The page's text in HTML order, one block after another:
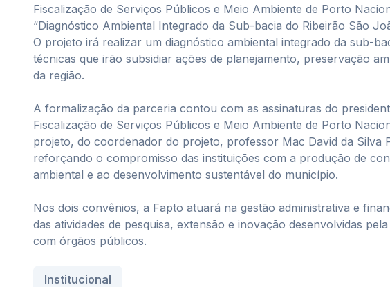
Fiscalização de Serviços Públicos e Meio Ambiente de Porto
“Diagnóstico Ambiental Integrado da Sub-bacia do Ribeirão São
O projeto irá realizar um diagnóstico ambiental integrado da sub-
técnicas que irão subsidiar ações de planejamento, preservação
da região.
A formalização da parceria contou com as assinaturas do
Fiscalização de Serviços Públicos e Meio Ambiente de Porto
projeto, do coordenador do projeto, professor Mac David da Silva
reforçando o compromisso das instituições com a produção de
ambiental e ao desenvolvimento sustentável do município.
Nos dois convênios, a Fapto atuará na gestão administrativa e
das atividades de pesquisa, extensão e inovação desenvolvidas
com órgãos públicos.
Institucional